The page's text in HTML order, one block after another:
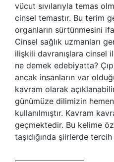
vücut sıvılarıyla temas
cinsel temastır. Bu terim
organların sürtünmesini
Cinsel sağlık uzmanları
ilişkili davranışlara cinsel
ne demek edebiyatta?
ancak insanların var
kavram olarak
günümüze dilimizin
kullanılmıştır. Kavram
geçmektedir. Bu kelime
taşıdığında şiirlerde